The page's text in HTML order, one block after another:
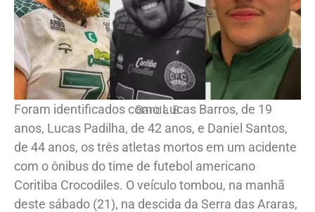
Banda B
Foram identificados como Lucas Barros, de 19
anos, Lucas Padilha, de 42 anos, e Daniel Santos,
de 44 anos, os três atletas mortos em um acidente
com o ônibus do time de futebol americano
Coritiba Crocodiles. O veículo tombou, na manhã
deste sábado (21), na descida da Serra das Araras,